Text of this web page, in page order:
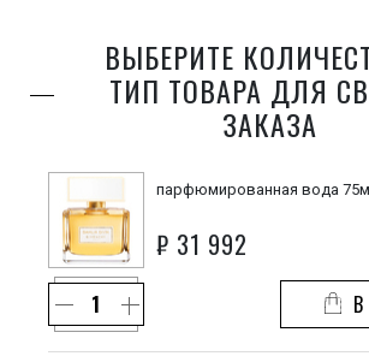
ВЫБЕРИТЕ
ТИП ТОВАРА ДЛЯ
ЗАКАЗА
парфюмированная вода
₽ 31 992